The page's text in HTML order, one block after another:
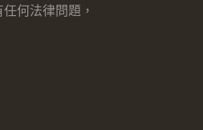
何法律問題，